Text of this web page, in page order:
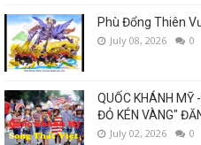
Phù Đổng Thiên
July 08, 2026 0
QUỐC KHÁNH MỸ
ĐỎ KÉN VÀNG"
July 02, 2026 0